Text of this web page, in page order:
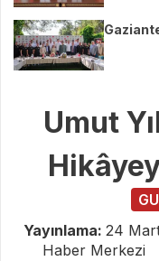
Umut
Yayınlama: 24
Haber Merkezi